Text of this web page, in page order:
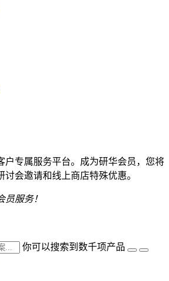
户专属服务平台。成为研华会员，您将
会邀请和线上商店特殊优惠。
员服务！
你可以搜索到数千项产品